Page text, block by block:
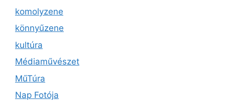
komolyzene
könnyűzene
kultúra
Médiaművészet
MűTúra
Nap Fotója